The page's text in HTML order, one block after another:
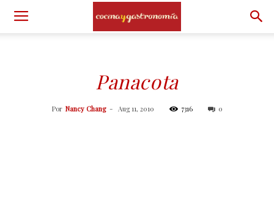
Panacota
Por Nancy Chang - Aug 11, 2010 7316 0